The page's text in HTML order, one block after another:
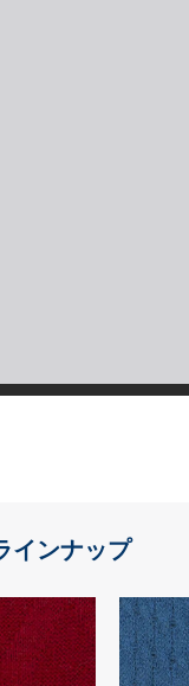
インナップ